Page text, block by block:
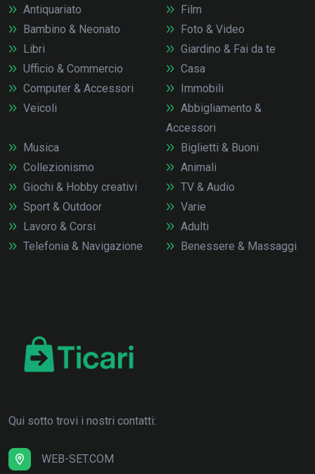
Antiquariato
Bambino & Neonato
Libri
Ufficio & Commercio
Computer & Accessori
Veicoli
Film
Foto & Video
Giardino & Fai da te
Casa
Immobili
Abbigliamento &
Accessori
Musica
Collezionismo
Giochi & Hobby creativi
Sport & Outdoor
Lavoro & Corsi
Telefonia & Navigazione
Biglietti & Buoni
Animali
TV & Audio
Varie
Adulti
Benessere & Massaggi
Qui sotto trovi i nostri contatti:
WEB-SET.COM